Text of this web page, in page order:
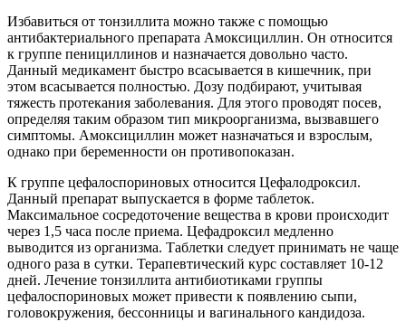
Избавиться от тонзиллита можно также с помощью
антибактериального препарата Амоксициллин. Он относится
к группе пенициллинов и назначается довольно часто.
Данный медикамент быстро всасывается в кишечник, при
этом всасывается полностью. Дозу подбирают, учитывая
тяжесть протекания заболевания. Для этого проводят посев,
определяя таким образом тип микроорганизма, вызвавшего
симптомы. Амоксициллин может назначаться и взрослым,
однако при беременности он противопоказан.
К группе цефалоспориновых относится Цефалодроксил.
Данный препарат выпускается в форме таблеток.
Максимальное сосредоточение вещества в крови происходит
через 1,5 часа после приема. Цефадроксил медленно
выводится из организма. Таблетки следует принимать не чаще
одного раза в сутки. Терапевтический курс составляет 10-12
дней. Лечение тонзиллита антибиотиками группы
цефалоспориновых может привести к появлению сыпи,
головокружения, бессонницы и вагинального кандидоза.